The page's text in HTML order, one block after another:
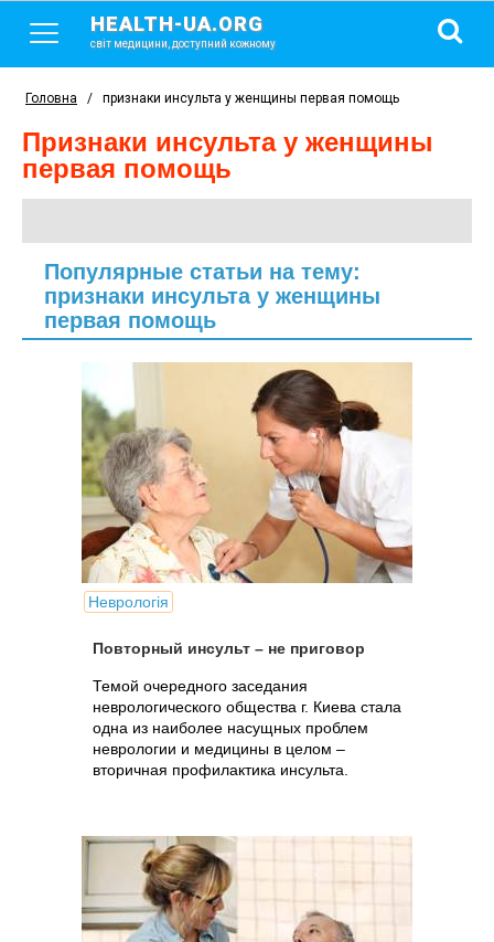
HEALTH-UA.ORG
світ медицини, доступний кожному
Головна / признаки инсульта у женщины первая помощь
признаки инсульта у женщины
первая помощь
Популярные статьи на тему:
признаки инсульта у женщины
первая помощь
Неврологія
Повторный инсульт – не приговор
Темой очередного заседания
неврологического общества г. Киева стала
одна из наиболее насущных проблем
неврологии и медицины в целом –
вторичная профилактика инсульта.